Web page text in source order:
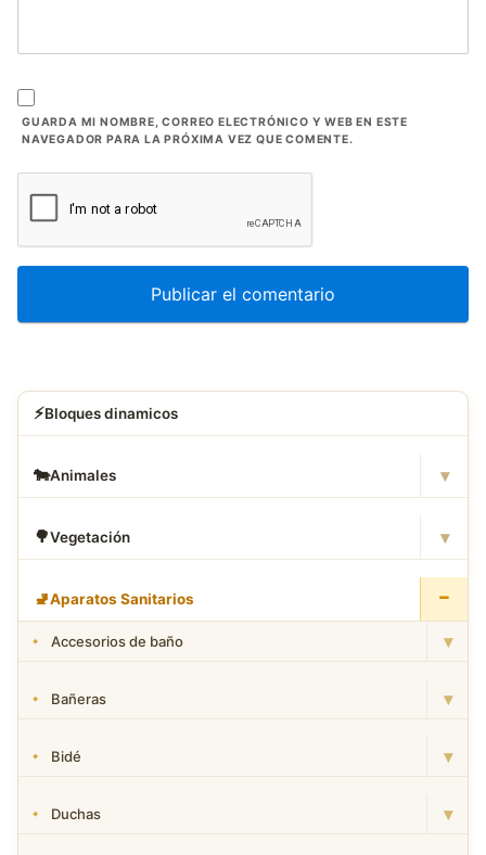
GUARDA MI NOMBRE, CORREO ELECTRÓNICO Y WEB EN ESTE
NAVEGADOR PARA LA PRÓXIMA VEZ QUE COMENTE.
⚡Bloques dinamicos
🐄Animales ▾
🌳Vegetación ▾
🚽Aparatos Sanitarios −
Accesorios de baño ▾
Bañeras ▾
Bidé ▾
Duchas ▾